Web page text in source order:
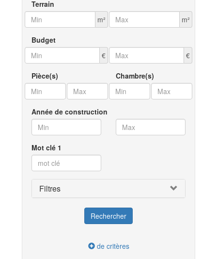
Terrain
m²
m²
Budget
€
€
Pièce(s) Chambre(s)
Année de construction
Mot clé 1
Filtres
de critères